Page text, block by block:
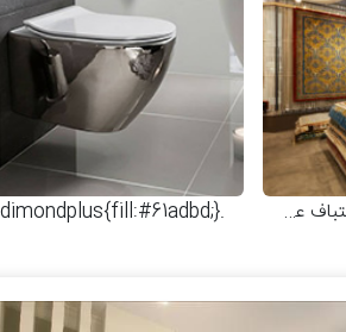
جدیدترین فرش‌های دستباف عشایری